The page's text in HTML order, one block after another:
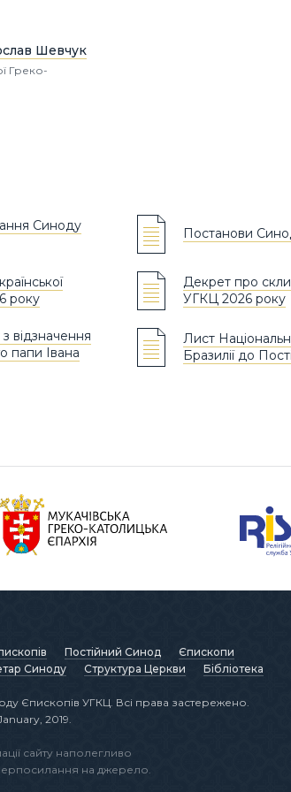
Шевчук
Греко-
Синоду
Постанови
року
Декрет про
УГКЦ 2026 року
відзначення
папи Івана
Лист
Бразилії до
Постійний Синод
Єпископи
Синоду Структура Церкви Бібліотека
Єпископів УГКЦ. Всі права застережено.
2019.
сайту наполегливо
на джерело.